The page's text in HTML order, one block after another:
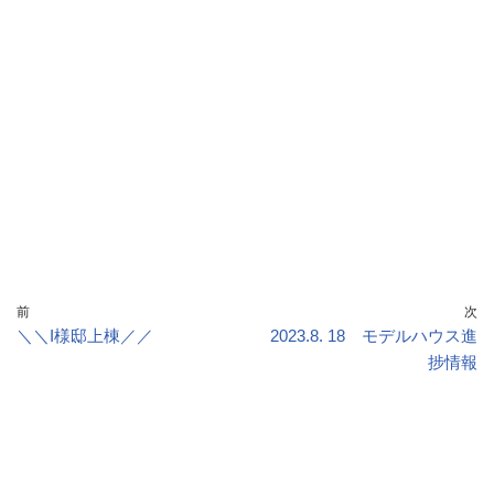
前
＼＼I様邸上棟／／
次
2023.8. 18 モデルハウス進
捗情報